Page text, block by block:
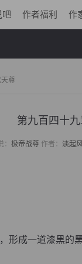
吧 作者福利 作
尊
第九百四十
： 极帝战尊作者： 淡起
成一道漆黑的